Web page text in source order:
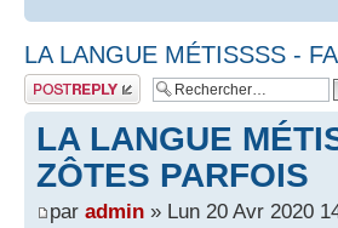
LA LANGUE MÉTISSSS -
Publier une
réponse
LA LANGUE
ZÔTES PARFOIS
par admin » Lun 20 Avr 2020